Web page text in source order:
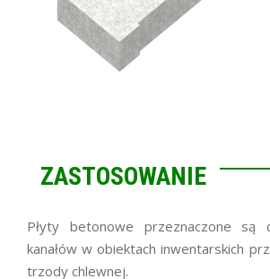
ZASTOSOWANIE
Płyty betonowe przeznaczone są
kanałów w obiektach inwentarskich
trzody chlewnej.